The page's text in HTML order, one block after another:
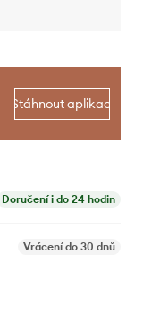
Stáhnout aplikaci
Doručení i do 24 hodin
Vrácení do 30 dnů